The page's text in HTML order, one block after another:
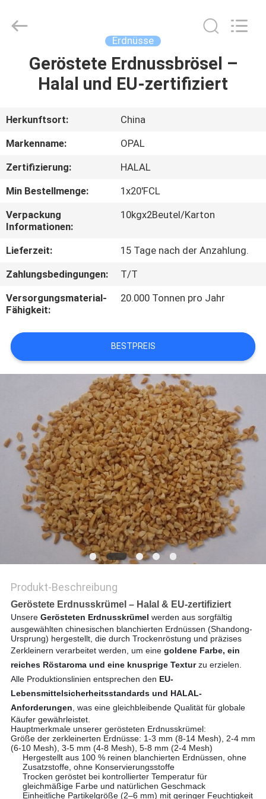
HAUS
ÜBER
UNS
FABRIK-
AUSFLUG
QUALITÄTSKONTROLLE
TRETEN
SIE
MIT
UNS
IN
VERBINDUNG
FORDERN
SIE
EIN
ZITAT
SITEMAP
PRIVACY
POLICY
Reserved.
Developed
Erdnüsse
Geröstete Erdnussbrösel –
Halal und EU-zertifiziert
Herkunftsort:
China
Markenname:
OPAL
Zertifizierung:
HALAL
Min Bestellmenge:
1x20'FCL
Verpackung
Informationen:
10kgx2Beutel/Karton
Lieferzeit:
15 Tage nach der Anzahlung.
Zahlungsbedingungen:
T/T
Versorgungsmaterial-
Fähigkeit:
20.000 Tonnen pro Jahr
BESTPREIS
Produkt-Beschreibung
Geröstete Erdnusskrümel – Halal & EU-zertifiziert
Unsere Gerösteten Erdnusskrümel werden aus sorgfältig
ausgewählten chinesischen blanchierten Erdnüssen (Shandong-
Ursprung) hergestellt, die durch Trockenröstung und präzises
Zerkleinern verarbeitet werden, um eine goldene Farbe, ein
reiches Röstaroma und eine knusprige Texturzu erzielen.
Alle Produktionslinien entsprechen den EU-
Lebensmittelsicherheitsstandards und HALAL-
Anforderungen, was eine gleichbleibende Qualität für globale
Käufer gewährleistet.
Hauptmerkmale unserer gerösteten Erdnusskrümel:
Größe der zerkleinerten Erdnüsse: 1-3 mm (8-14 Mesh), 2-4 mm
(6-10 Mesh), 3-5 mm (4-8 Mesh), 5-8 mm (2-4 Mesh)
Hergestellt aus 100 % reinen blanchierten Erdnüssen, ohne
Zusatzstoffe, ohne Konservierungsstoffe
Trocken geröstet bei kontrollierter Temperatur für
gleichmäßige Farbe und natürlichen Geschmack
Einheitliche Partikelgröße (2–6 mm) mit geringer Feuchtigkeit